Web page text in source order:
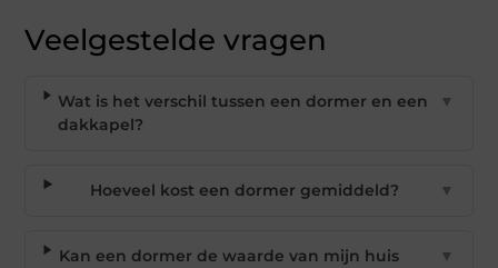
Veelgestelde vragen
Wat is het verschil tussen een dormer en een
dakkapel?
▼
Hoeveel kost een dormer gemiddeld? ▼
Kan een dormer de waarde van mijn huis
▼